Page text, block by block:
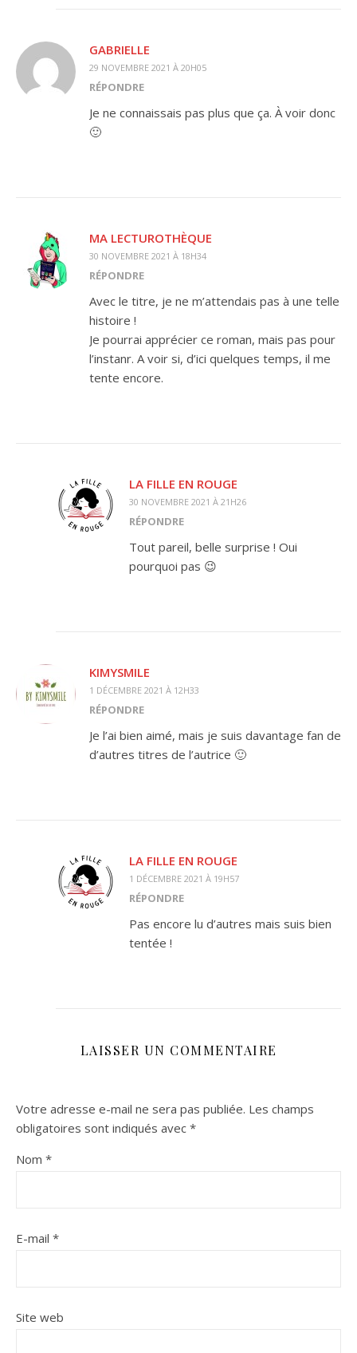
GABRIELLE
29 NOVEMBRE 2021 À 20H05
RÉPONDRE
Je ne connaissais pas plus que ça. À voir donc
🙂
MA LECTUROTHÈQUE
30 NOVEMBRE 2021 À 18H34
RÉPONDRE
Avec le titre, je ne m’attendais pas à une telle
histoire !
Je pourrai apprécier ce roman, mais pas pour
l’instanr. A voir si, d’ici quelques temps, il me
tente encore.
LA FILLE EN ROUGE
30 NOVEMBRE 2021 À 21H26
RÉPONDRE
Tout pareil, belle surprise ! Oui
pourquoi pas 😉
KIMYSMILE
1 DÉCEMBRE 2021 À 12H33
RÉPONDRE
Je l’ai bien aimé, mais je suis davantage fan de
d’autres titres de l’autrice 🙂
LA FILLE EN ROUGE
1 DÉCEMBRE 2021 À 19H57
RÉPONDRE
Pas encore lu d’autres mais suis bien
tentée !
LAISSER UN COMMENTAIRE
Votre adresse e-mail ne sera pas publiée. Les champs
obligatoires sont indiqués avec *
Nom *
E-mail *
Site web